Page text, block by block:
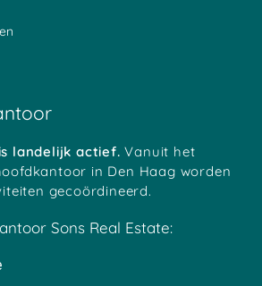
landelijk actief.Vanuit het
in Den Haag worden
gecoördineerd.
Sons Real Estate: